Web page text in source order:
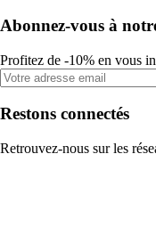
Abonnez-vous à
Profitez de -10% en vous
Restons connectés
Retrouvez-nous sur les